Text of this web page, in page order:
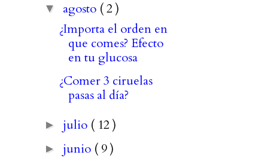
▼ agosto ( 2 )
¿Importa el orden en
que comes? Efecto
en tu glucosa
¿Comer 3 ciruelas
pasas al día?
► julio ( 12 )
► junio ( 9 )